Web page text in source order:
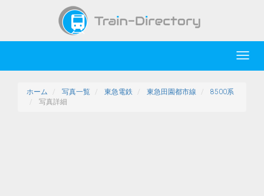
ホーム 写真一覧 東急電鉄 東急田園都市線
8500系
写真詳細